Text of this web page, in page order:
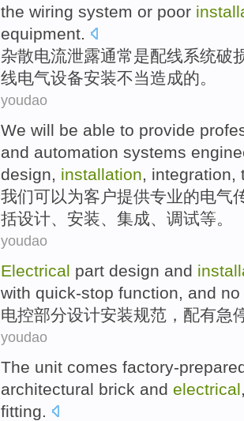
the wiring system or poor
equipment.
杂散电流泄露通常是配线系统破
线电气设备安装不当造成的。
youdao
We will be able to provide
and automation systems
design, installation, integration,
我们可以为客户提供专业的电气
括设计、 安装、 集成、 调试等。
youdao
Electrical part design and
with quick-stop function, and
电控部分设计安装规范 ， 配有急
youdao
The unit comes factory-
architectural brick and electrical
fitting.